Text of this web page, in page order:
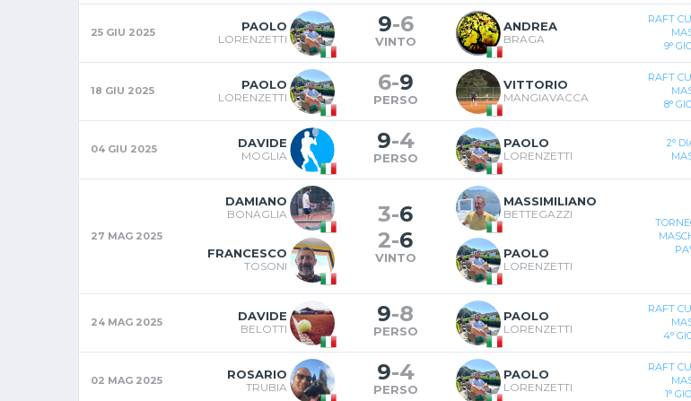
25 GIU 2025 PAOLO
LORENZETTI
9-6
VINTO
ANDREA
BRAGA
RAFT
9°
18 GIU 2025 PAOLO
LORENZETTI
6-9
PERSO
VITTORIO
MANGIAVACCA
RAFT
8°
04 GIU 2025 DAVIDE
MOGLIA
9-4
PERSO
PAOLO
LORENZETTI
2°
27 MAG 2025
DAMIANO
BONAGLIA
FRANCESCO
TOSONI
3-6
2-6
VINTO
MASSIMILIANO
BETTEGAZZI
PAOLO
LORENZETTI
24 MAG 2025 DAVIDE
BELOTTI
9-8
PERSO
PAOLO
LORENZETTI
RAFT
4°
02 MAG 2025 ROSARIO
TRUBIA
9-4
PERSO
PAOLO
LORENZETTI
RAFT
1°